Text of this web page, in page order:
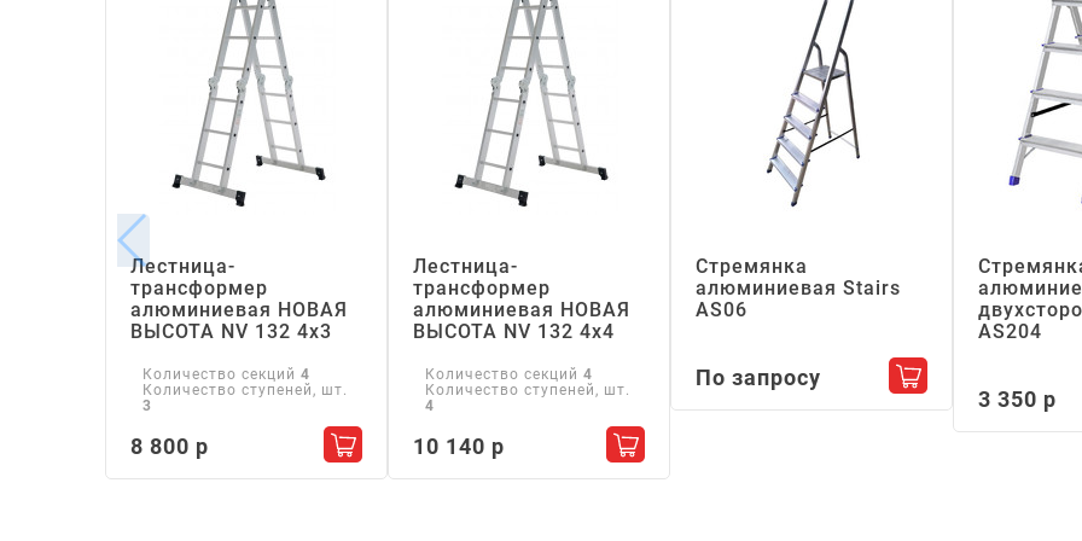
Лестница-
трансформер
алюминиевая НОВАЯ
ВЫСОТА NV 132 4х3
Количество секций 4
Количество ступеней, шт.
3
8 800 р Добавить в корзину
Лестница-
трансформер
алюминиевая НОВАЯ
ВЫСОТА NV 132 4х4
Количество секций 4
Количество ступеней, шт.
4
10 140 р Добавить в корзину
Стремянка
алюминиевая Stairs
АS06
По запросу Добавить в корзину
АS204
3 350 р